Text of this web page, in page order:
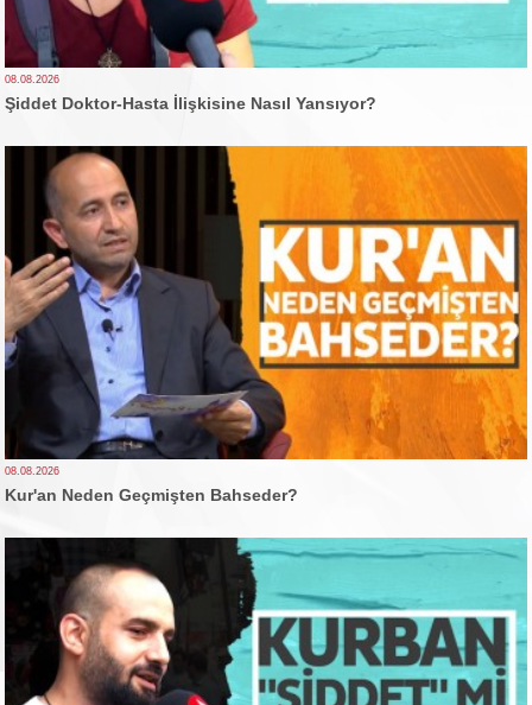
08.08.2026
Şiddet Doktor-Hasta İlişkisine Nasıl Yansıyor?
08.08.2026
Kur'an Neden Geçmişten Bahseder?